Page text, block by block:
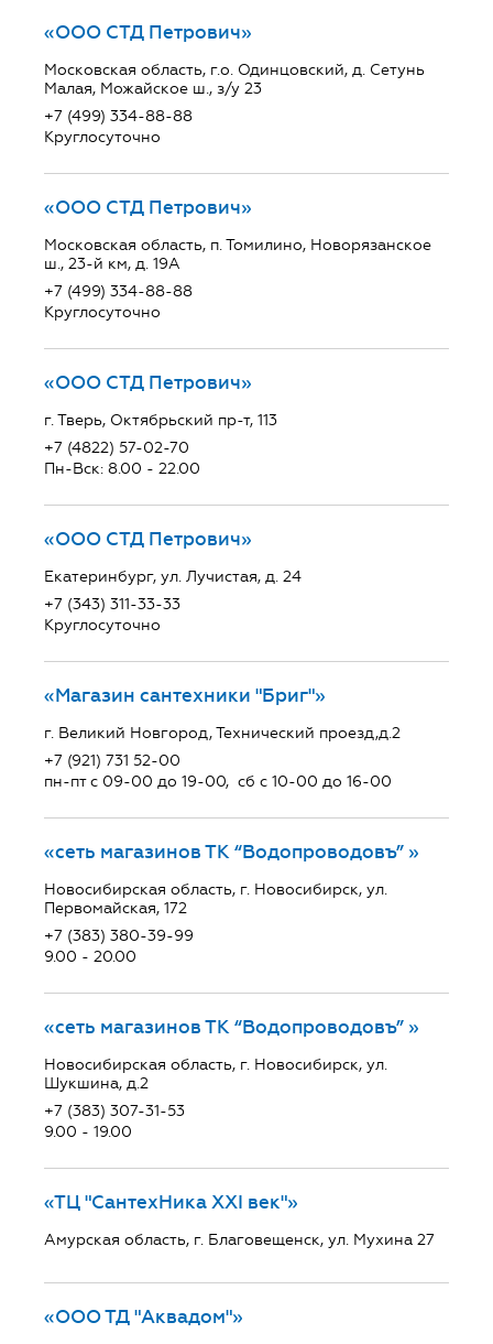
«ООО СТД Петрович»
Московская область, г.о. Одинцовский, д. Сетунь
Малая, Можайское ш., з/у 23
+7 (499) 334-88-88
Круглосуточно
«ООО СТД Петрович»
Московская область, п. Томилино, Новорязанское
ш., 23-й км, д. 19А
+7 (499) 334-88-88
Круглосуточно
«ООО СТД Петрович»
г. Тверь, Октябрьский пр-т, 113
+7 (4822) 57-02-70
Пн-Вск: 8.00 - 22.00
«ООО СТД Петрович»
Екатеринбург, ул. Лучистая, д. 24
+7 (343) 311-33-33
Круглосуточно
«Магазин сантехники "Бриг"»
г. Великий Новгород, Технический проезд,д.2
+7 (921) 731 52-00
пн-пт с 09-00 до 19-00, сб с 10-00 до 16-00
«сеть магазинов ТК “Водопроводовъ” »
Новосибирская область, г. Новосибирск, ул.
Первомайская, 172
+7 (383) 380-39-99
9.00 - 20.00
«сеть магазинов ТК “Водопроводовъ” »
Новосибирская область, г. Новосибирск, ул.
Шукшина, д.2
+7 (383) 307-31-53
9.00 - 19.00
«ТЦ "СантехНика ХХI век"»
Амурская область, г. Благовещенск, ул. Мухина 27
«ООО ТД "Аквадом"»